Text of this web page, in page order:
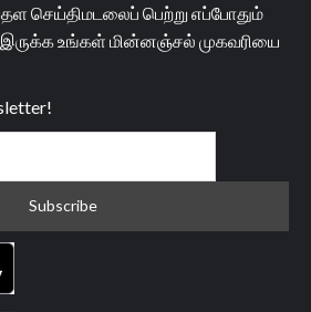
செய்திமடலைப் பெற்று எப்போதும்
உங்கள் மின்னஞ்சல் முகவரியை